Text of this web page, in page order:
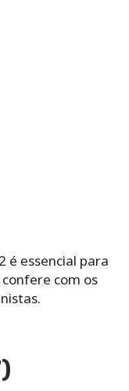
é essencial para
com os